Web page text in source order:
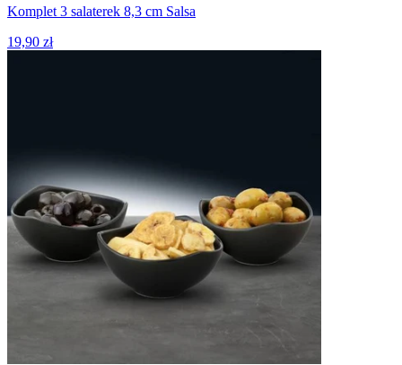
Komplet 3 salaterek 8,3 cm Salsa
19,90 zł